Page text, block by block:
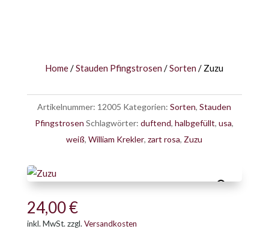
Home/Stauden Pfingstrosen /Sorten / Zuzu
Artikelnummer: 12005 Kategorien:Sorten,Stauden
Pfingstrosen Schlagwörter:duftend,halbgefüllt,usa,
weiß,William Krekler,zart rosa, Zuzu
24,00€
inkl. MwSt. zzgl. Versandkosten